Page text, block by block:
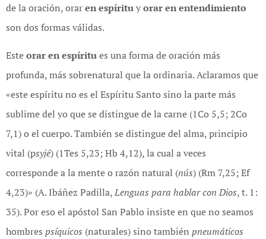
de la oración, oraren espírituyorar en entendimiento
son dos formas válidas.
Esteorar en espíritues una forma de oración más
profunda, más sobrenatural que la ordinaria. Aclaramos que
«este espíritu no es el Espíritu Santo sino la parte más
sublime del yo que se distingue de la carne (1Co 5,5; 2Co
7,1) o el cuerpo. También se distingue del alma, principio
vital (psyjé) (1Tes 5,23; Hb 4,12), la cual a veces
corresponde a la mente o razón natural (nús) (Rm 7,25; Ef
4,23)» (A. Ibáñez Padilla,Lenguas para hablar con Dios, t. 1:
35). Por eso el apóstol San Pablo insiste en que no seamos
hombres psíquicos (naturales) sino también pneumáticos